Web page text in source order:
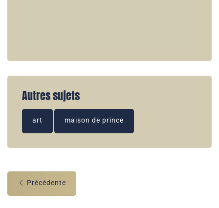
Autres sujets
art maison de prince
Précédente